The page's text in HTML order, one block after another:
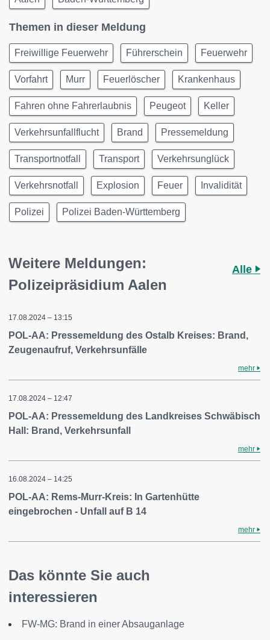
Themen in dieser Meldung
Freiwillige Feuerwehr Führerschein Feuerwehr
Vorfahrt Murr Feuerlöscher Krankenhaus
Fahren ohne Fahrerlaubnis Peugeot Keller
Verkehrsunfallflucht Brand Pressemeldung
Transportnotfall Transport Verkehrsunglück
Verkehrsnotfall Explosion Feuer Invalidität
Polizei Polizei Baden-Württemberg
Weitere Meldungen:
Polizeipräsidium Aalen
Alle
17.08.2024 – 13:15
POL-AA: Pressemeldung des Ostalb Kreises: Brand,
Zeugenaufruf, Verkehrsunfälle
mehr
17.08.2024 – 12:47
POL-AA: Pressemeldung des Landkreises Schwäbisch
Hall: Brand, Verkehrsunfall
mehr
16.08.2024 – 14:25
POL-AA: Rems-Murr-Kreis: In Gartenhütte
eingebrochen - Unfall auf B 14
mehr
Das könnte Sie auch
interessieren
FW-MG: Brand in einer Absauganlage